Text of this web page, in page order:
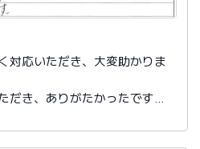
対応いただき、大変助かりま
き、ありがたかったです。